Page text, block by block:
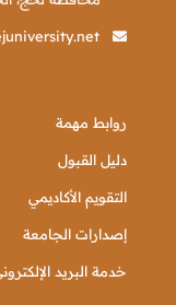
روابط مهمة
دليل القبول
التقويم الأكاديمي
إصدارات الجامعة
خدمة البريد